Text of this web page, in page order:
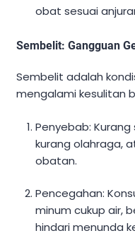
obat sesuai
Sembelit: Gangguan
Sembelit adalah
mengalami kesulitan
Penyebab:
kurang olahraga,
obatan.
Pencegahan:
minum cukup air,
hindari menunda